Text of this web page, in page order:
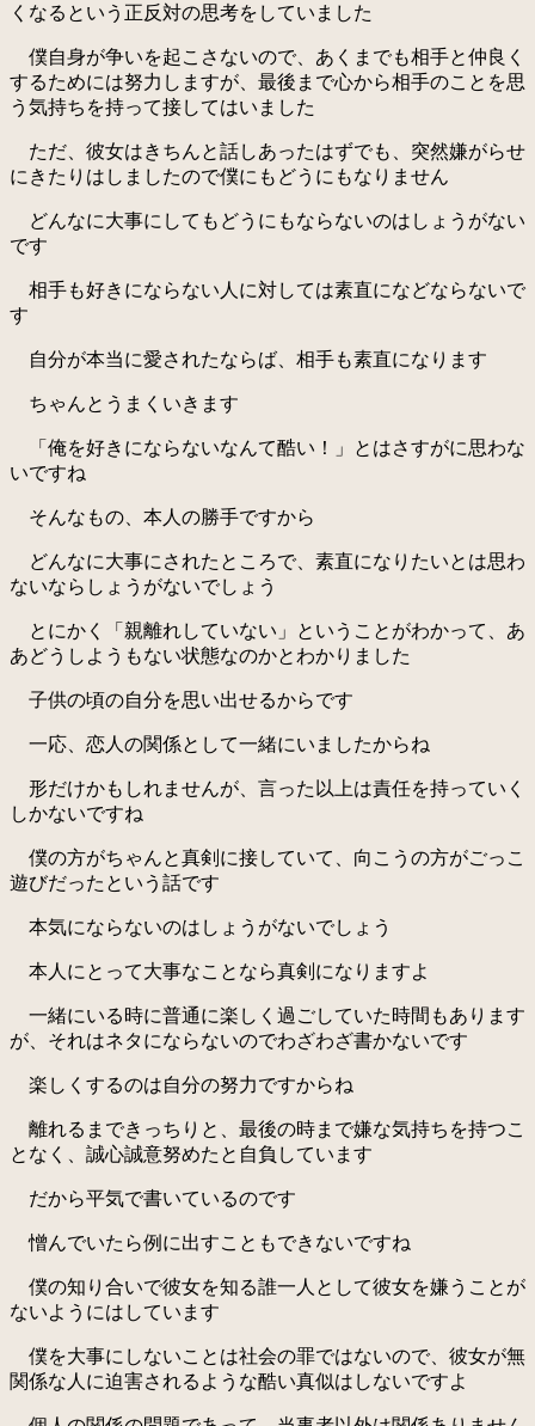
くなるという正反対の思考をしていました
僕自身が争いを起こさないので、あくまでも相手と仲良く
するためには努力しますが、最後まで心から相手のことを思
う気持ちを持って接してはいました
ただ、彼女はきちんと話しあったはずでも、突然嫌がらせ
にきたりはしましたので僕にもどうにもなりません
どんなに大事にしてもどうにもならないのはしょうがない
です
相手も好きにならない人に対しては素直になどならないで
す
自分が本当に愛されたならば、相手も素直になります
ちゃんとうまくいきます
「俺を好きにならないなんて酷い！」とはさすがに思わな
いですね
そんなもの、本人の勝手ですから
どんなに大事にされたところで、素直になりたいとは思わ
ないならしょうがないでしょう
とにかく「親離れしていない」ということがわかって、あ
あどうしようもない状態なのかとわかりました
子供の頃の自分を思い出せるからです
一応、恋人の関係として一緒にいましたからね
形だけかもしれませんが、言った以上は責任を持っていく
しかないですね
僕の方がちゃんと真剣に接していて、向こうの方がごっこ
遊びだったという話です
本気にならないのはしょうがないでしょう
本人にとって大事なことなら真剣になりますよ
一緒にいる時に普通に楽しく過ごしていた時間もあります
が、それはネタにならないのでわざわざ書かないです
楽しくするのは自分の努力ですからね
離れるまできっちりと、最後の時まで嫌な気持ちを持つこ
となく、誠心誠意努めたと自負しています
だから平気で書いているのです
憎んでいたら例に出すこともできないですね
僕の知り合いで彼女を知る誰一人として彼女を嫌うことが
ないようにはしています
僕を大事にしないことは社会の罪ではないので、彼女が無
関係な人に迫害されるような酷い真似はしないですよ